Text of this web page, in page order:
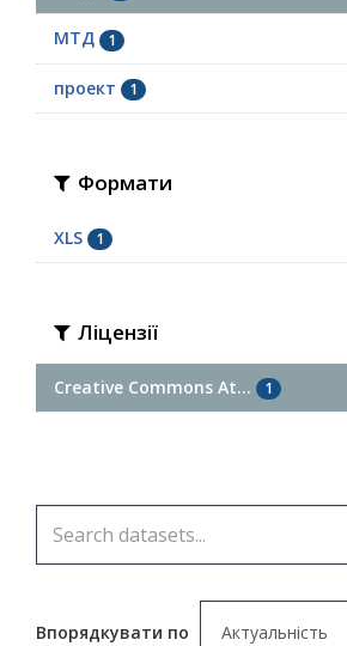
МТД 1
проект 1
Формати
XLS 1
Ліцензії
Creative Commons At... 1
Впорядкувати по